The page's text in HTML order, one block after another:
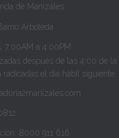
de Manizales
Arboleda
7:00AM a 4:00PM
después de las 4:00 de la
radicadas el día hábil siguiente.
8000 911 616